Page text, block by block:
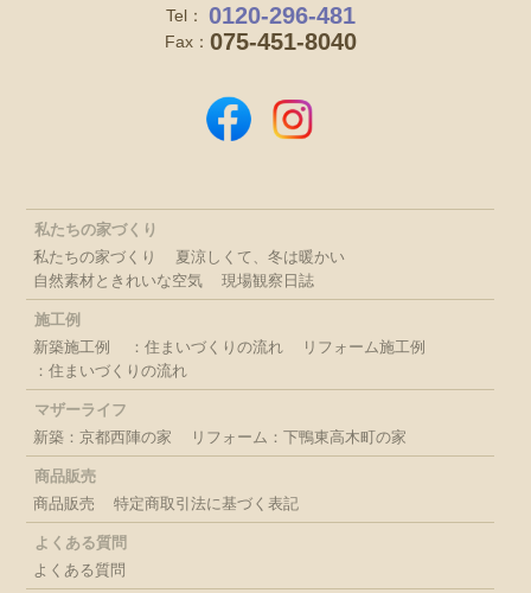
Tel：
0120-296-481
Fax： 075-451-8040
私たちの家づくり
私たちの家づくり
夏涼しくて、冬は暖かい
自然素材ときれいな空気
現場観察日誌
施工例
新築施工例
：住まいづくりの流れ
リフォーム施工例
：住まいづくりの流れ
マザーライフ
新築：京都西陣の家
リフォーム：下鴨東高木町の家
商品販売
商品販売
特定商取引法に基づく表記
よくある質問
よくある質問